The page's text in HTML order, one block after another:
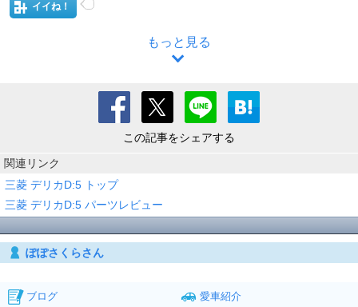
イイね！
もっと見る
この記事をシェアする
関連リンク
三菱 デリカD:5 トップ
三菱 デリカD:5 パーツレビュー
ぽぽさくらさん
ブログ
愛車紹介